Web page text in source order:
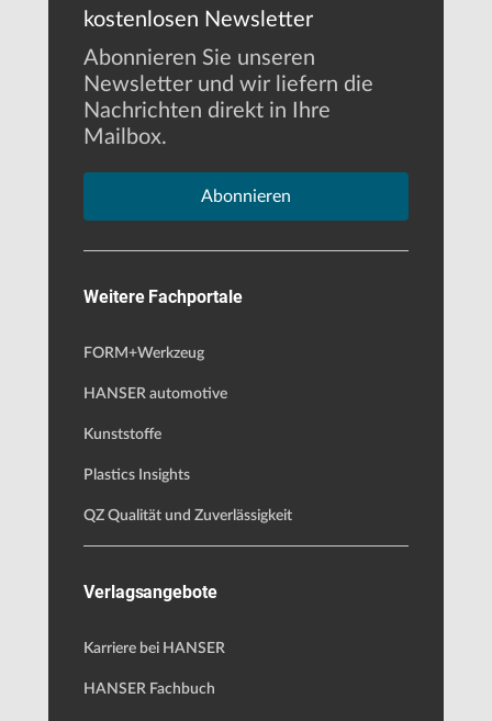
kostenlosen Newsletter
Abonnieren Sie unseren
Newsletter und wir liefern die
Nachrichten direkt in Ihre
Mailbox.
Abonnieren
Weitere Fachportale
FORM+Werkzeug
HANSER automotive
Kunststoffe
Plastics Insights
QZ Qualität und Zuverlässigkeit
Verlagsangebote
Karriere bei HANSER
HANSER Fachbuch